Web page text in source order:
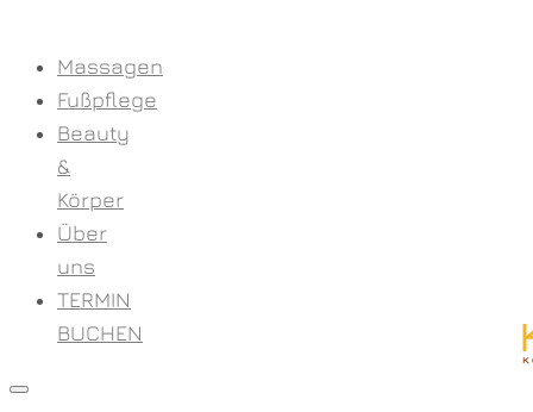
Massagen
Fußpflege
Beauty
&
Körper
Über
uns
TERMIN
BUCHEN